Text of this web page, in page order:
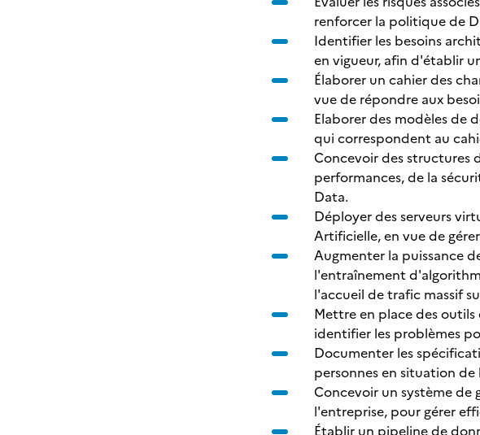
renforcer la politique de
Identifier les besoins
en vigueur, afin d'établir
Élaborer un cahier des
vue de répondre aux
Elaborer des modèles de
qui correspondent au
Concevoir des structures
performances, de la
Data.
Déployer des serveurs
Artificielle, en vue de
Augmenter la puissance
l'entraînement
l'accueil de trafic massif
Mettre en place des
identifier les problèmes
Documenter les
personnes en situation
Concevoir un système de
l'entreprise, pour gérer
Établir un pipeline de